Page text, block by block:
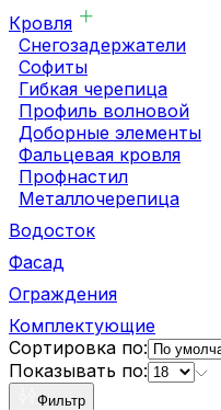
Кровля
Снегозадержатели
Софиты
Гибкая черепица
Профиль волновой
Доборные элементы
Фальцевая кровля
Профнастил
Металлочерепица
Водосток
Фасад
Ограждения
Комплектующие
Сортировка по:
Показывать по:
Фильтр